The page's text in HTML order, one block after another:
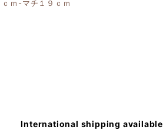
ｍ-マチ１９ｃｍ
International shipping available